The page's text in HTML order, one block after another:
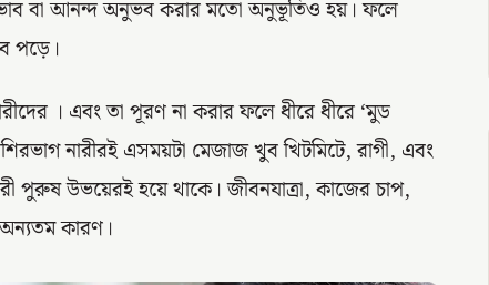
বা আনন্দ অনুভব করার মতো অনুভূতিও হয়। ফলে
পড়ে।
। এবং তা পূরণ না করার ফলে ধীরে ধীরে ‘মুড
নারীরই এসময়টা মেজাজ খুব খিটমিটে, রাগী, এবং
পুরুষ উভয়েরই হয়ে থাকে। জীবনযাত্রা, কাজের চাপ,
অন্যতম কারণ।